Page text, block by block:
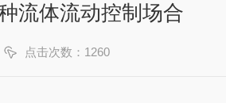
流体流动控制场合
点击次数：1260